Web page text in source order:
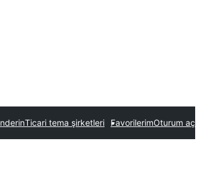
Ticari tema şirketleri FavorilerimOturum aç